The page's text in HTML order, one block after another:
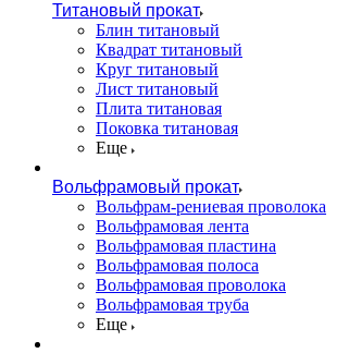
Титановый прокат
Блин титановый
Квадрат титановый
Круг титановый
Лист титановый
Плита титановая
Поковка титановая
Еще
Вольфрамовый прокат
Вольфрам-рениевая проволока
Вольфрамовая лента
Вольфрамовая пластина
Вольфрамовая полоса
Вольфрамовая проволока
Вольфрамовая труба
Еще